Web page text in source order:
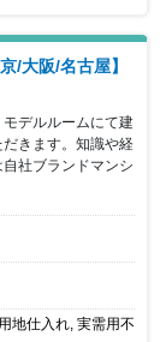
/大阪/名古屋】
デルルームにて建
きます。知識や経
社ブランドマンシ
地仕入れ, 実需用不